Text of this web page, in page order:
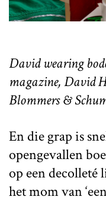
David wearing
magazine, David
Blommers &
En die grap is
opengevallen
op een decolleté
het mom van